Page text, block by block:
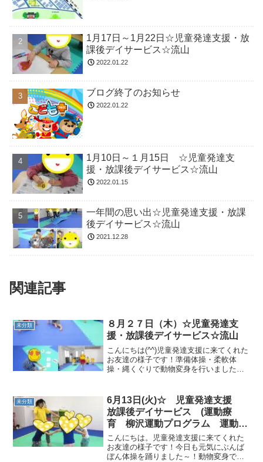
1月17日～1月22日☆児童発達支援・放
課後デイサービス☆流山
2022.01.22
ブログ終了のお知らせ
2022.01.22
1月10日～１月15日 ☆児童発達支
援・放課後デイサービス☆流山
2022.01.15
一年間の思い出☆児童発達支援・放課
後デイサービス☆流山
2021.12.28
関連記事
未分類
８月２７日（木）☆児童発達支
援・放課後デイサービス☆流山
こんにちは(^^)児童発達支援に来てくれた
お友達の様子です！準備体操・柔軟体
操・縄くぐりで動物変身を行いました
おつかいカードでサーキット・ハチハチ
ゲームも行いま...
未分類
6月13日(火)☆ 児童発達支援
放課後デイサービス (運動療
育 柳沢運動プログラム 運動遊
び 発達障がい 遅れが気にな
る)
こんにちは。児童発達支援に来てくれた
お友達の様子です！今日も元気にぶんば
ぼん体操を踊りました～！動物変身で